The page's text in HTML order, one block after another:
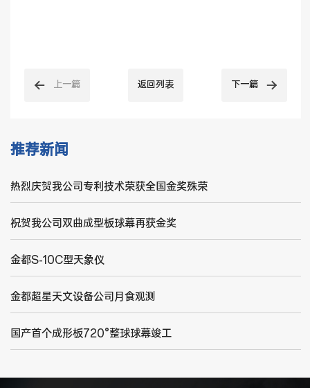
上一篇 返回列表 下一篇
推荐新闻
热烈庆贺我公司专利技术荣获全国金奖殊荣
祝贺我公司双曲成型板球幕再获金奖
金都S-10C型天象仪
金都超星天文设备公司月食观测
国产首个成形板720°整球球幕竣工